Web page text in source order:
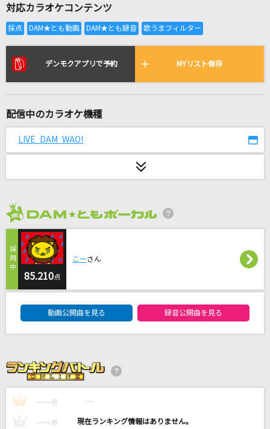
全国りれき
リアルタイムで歌われている曲の一覧
JUST COMMUNICATION
[生音]HOT LIMIT
ジョン)
川崎鷹也
やさしさで溢れるように
[生音]衝動
対応カラオケコンテンツ
デンモクアプリで予約 MYリスト保存
配信中のカラオケ機種
LIVE DAM WAO!
85.210点
こーさん
動画公開曲を見る 録音公開曲を見る
1 ---- 点 ----
---- 点 ----